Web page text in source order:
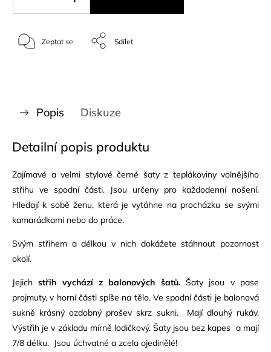
Zeptat se Sdílet
Popis Diskuze
Detailní popis produktu
Zajímavé a velmi stylové černé šaty z teplákoviny volnějšího
střihu ve spodní části. Jsou určeny pro každodenní nošení.
Hledají k sobě ženu, která je vytáhne na procházku se svými
kamarádkami nebo do práce.
Svým střihem a délkou v nich dokážete stáhnout pozornost
okolí.
Jejichstřih vychází z balonových šatů.Šaty jsou v pase
projmuty, v horní části spíše na tělo. Ve spodní části je balonová
sukně krásný ozdobný prošev skrz sukni. Mají dlouhý rukáv.
Výstřih je v základu mírně lodičkový. Šaty jsou bez kapes a mají
7/8 délku. Jsou úchvatné a zcela ojedinělé!